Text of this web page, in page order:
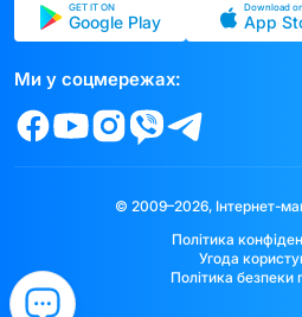
GET IT ON
Google Play
Download
App
Ми у соцмережах:
© 2009–2026, Інтернет-
Політика
Угода
Політика безпеки